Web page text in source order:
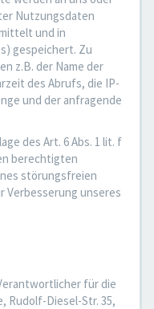
Nutzungsdaten
und in
gespeichert. Zu
z.B. der Name der
des Abrufs, die IP-
und der anfragende
des Art. 6 Abs. 1 lit. f
berechtigten
störungsfreien
Verbesserung unseres
für die
Rudolf-Diesel-Str. 35,